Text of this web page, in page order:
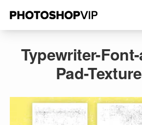
Typewriter-
Pad-